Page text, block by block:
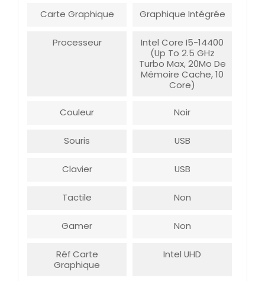
Carte Graphique Graphique Intégrée
Processeur
Intel Core I5-14400
(Up To 2.5 GHz
Turbo Max, 20Mo De
Mémoire Cache, 10
Core)
Couleur Noir
Souris USB
Clavier USB
Tactile Non
Gamer Non
Réf Carte
Graphique
Intel UHD